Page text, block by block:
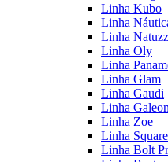
Linha Kubo
Linha
Linha
Linha Oly
Linha
Linha Glam
Linha Gaudi
Linha
Linha Zoe
Linha Square
Linha Bolt